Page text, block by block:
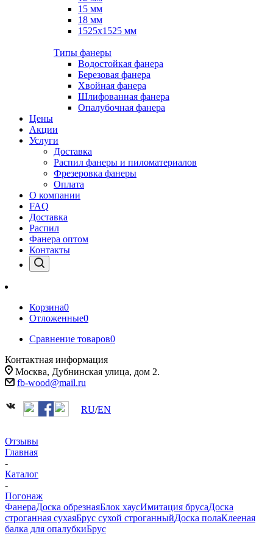
15 мм
18 мм
1525х1525 мм
Типы фанеры
Водостойкая фанера
Березовая фанера
Хвойная фанера
Шлифованная фанера
Опалубочная фанера
Цены
Акции
Услуги
Доставка
Распил фанеры и пиломатериалов
Фрезеровка фанеры
Оплата
О компании
FAQ
Доставка
Распил
Фанера оптом
Контакты
Корзина0
Отложенные0
Сравнение товаров0
Контактная информация
Москва, Дубнинская улица, дом 2.
fb-wood@mail.ru
RU/EN
Отзывы
Главная
-
Каталог
-
Погонаж
ФанераДоска обрезнаяБлок хаусИмитация брусаДоска
строганная сухаяБрус сухой строганныйДоска полаКлееная
балка для опалубкиБрус